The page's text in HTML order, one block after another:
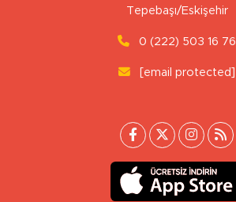
Tepebaşı/Eskişehir
0 (222) 503 16 76
[email protected]